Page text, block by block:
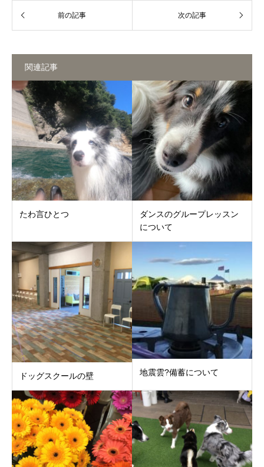
関連記事
たわ言ひとつ
ダンスのグループレッスン
について
ドッグスクールの壁 地震雲?備蓄について